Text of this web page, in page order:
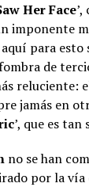
Her Face
imponente
para esto
de
reluciente:
jamás en
’, que es
no se han
por la vía